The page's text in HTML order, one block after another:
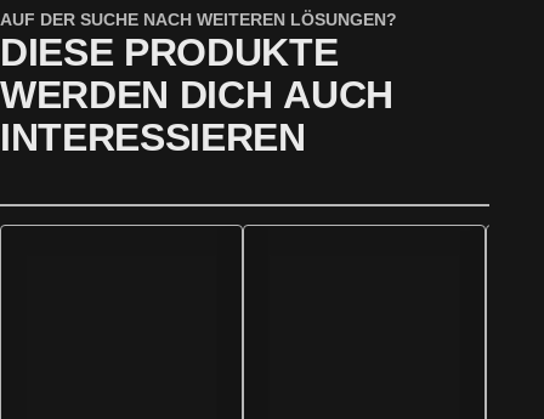
AUF DER SUCHE NACH WEITEREN LÖSUNGEN?
DIESE PRODUKTE
WERDEN DICH AUCH
INTERESSIEREN